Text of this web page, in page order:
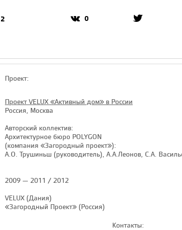
0
Проект:
Проект VELUX «Активный дом» в России
Россия, Москва
Авторский коллектив:
Архитектурное бюро POLYGON
(компания «Загородный проект»):
А.О. Трушиньш (руководитель), А.А.Леонов, С.А.
2009 — 2011 / 2012
VELUX (Дания)
«Загородный Проект» (Россия)
Контакты: